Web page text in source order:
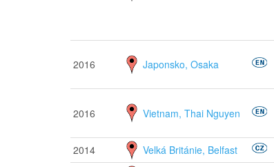
2016 Japonsko, Osaka
2016 Vietnam, Thai Nguyen
2014 Velká Británie, Belfast